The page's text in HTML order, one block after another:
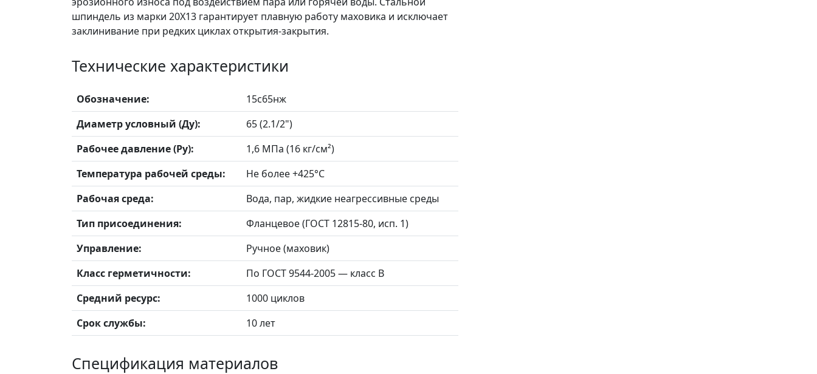
шпиндель из марки 20Х13 гарантирует плавную работу маховика и исключает
заклинивание при редких циклах открытия-закрытия.
Технические характеристики
Обозначение:
15с65нж
Диаметр условный (Ду):
65 (2.1/2")
Рабочее давление (Ру):
1,6 МПа (16 кг/см²)
Температура рабочей среды:
Не более +425°C
Рабочая среда:
Вода, пар, жидкие неагрессивные среды
Тип присоединения:
Фланцевое (ГОСТ 12815-80, исп. 1)
Управление:
Ручное (маховик)
Класс герметичности:
По ГОСТ 9544-2005 — класс B
Средний ресурс:
1000 циклов
Срок службы:
10 лет
Спецификация материалов